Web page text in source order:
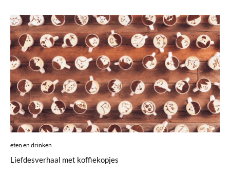
eten en drinken
Liefdesverhaal met koffiekopjes